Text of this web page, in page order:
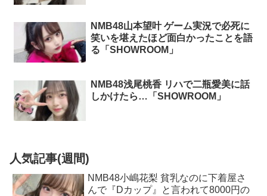
NMB48山本望叶 ゲーム実況で必死に
笑いを堪えたほど面白かったことを語
る「SHOWROOM」
NMB48浅尾桃香 リハで二瓶愛美に話
しかけたら…「SHOWROOM」
人気記事(週間)
NMB48小嶋花梨 貧乳なのに下着屋さ
んで『Dカップ』と言われて8000円の